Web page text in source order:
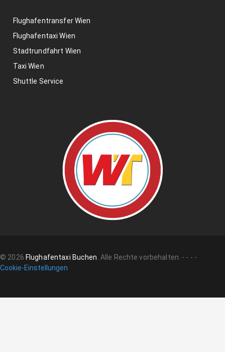
Flughafentransfer Wien
Flughafentaxi Wien
Stadtrundfahrt Wien
Taxi Wien
Shuttle Service
© 2026 Flughafentaxi Buchen. Alle Rechte vorbehalten. - - - -
Cookie-Einstellungen